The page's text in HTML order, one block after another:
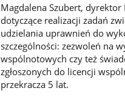
Magdalena Szubert,
dotyczące realizacji zadań
udzielania uprawnień do
szczególności: zezwoleń na
wspólnotowych czy też
zgłoszonych do licencji
przekracza 5 lat.